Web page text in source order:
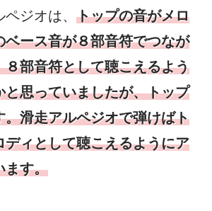
ジオは、 トップの音がメロ
ベース音が８部音符でつなが
８部音符として聴こえるよう
と思っていましたが、トップ
。滑走アルペジオで弾けばト
ディとして聴こえるようにア
ます。